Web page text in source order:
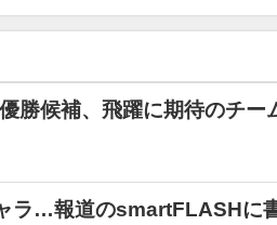
勝候補、飛躍に期待のチー
ラ…報道のsmartFLASHに